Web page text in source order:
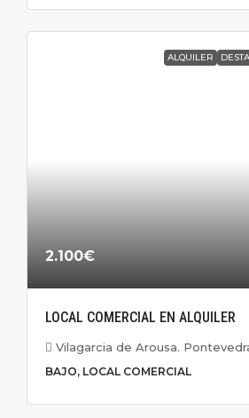
ALQUILER
2.100€
LOCAL COMERCIAL EN ALQUILER
Vilagarcia de Arousa.
BAJO, LOCAL COMERCIAL